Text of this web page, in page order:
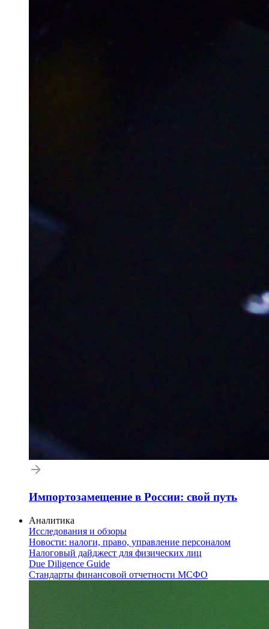
Импортозамещение в России: свой путь
Аналитика
Исследования и обзоры
Новости: налоги, право, управление персоналом
Налоговый дайджест для физических лиц
Due Diligence Guide
Стандарты финансовой отчетности МСФО